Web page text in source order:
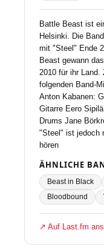
Battle Beast ist
Helsinki. Die
mit "Steel" Ende
Beast gewann
2010 für ihr Land.
folgenden Band-
Anton Kabanen:
Gitarre Eero
Drums Jane
"Steel" ist jedoch
hören
ÄHNLICHE
Beast in Black
Bloodbound
↗ Auf Last.fm